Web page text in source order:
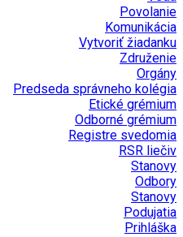
Povolanie
Komunikácia
Vytvoriť žiadanku
Združenie
Orgány
Predseda správneho kolégia
Etické grémium
Odborné grémium
Registre svedomia
RSR liečiv
Stanovy
Odbory
Stanovy
Podujatia
Prihláška